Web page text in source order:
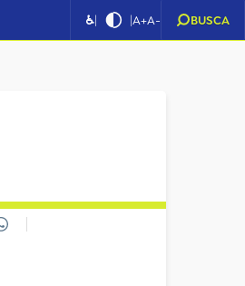
♿| |A+A- BUSCA